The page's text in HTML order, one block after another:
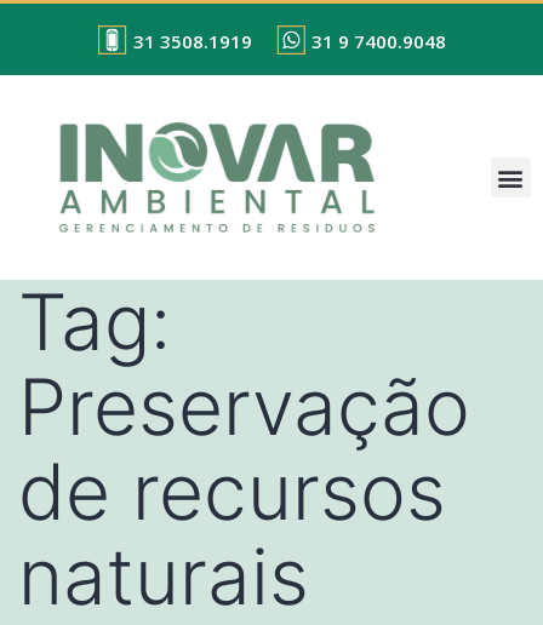
31 3508.1919 31 9 7400.9048
Tag:
Preservação
de recursos
naturais